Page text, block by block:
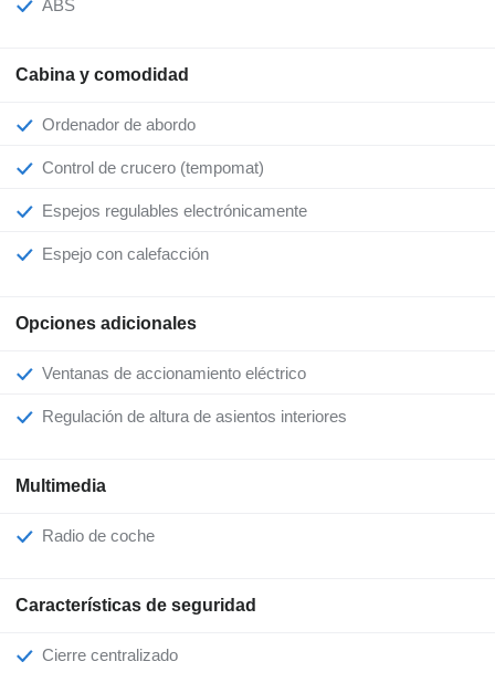
ABS
Cabina y comodidad
Ordenador de abordo
Control de crucero (tempomat)
Espejos regulables electrónicamente
Espejo con calefacción
Opciones adicionales
Ventanas de accionamiento eléctrico
Regulación de altura de asientos interiores
Multimedia
Radio de coche
Características de seguridad
Cierre centralizado